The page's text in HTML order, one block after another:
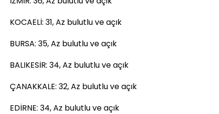
KOCAELİ: 31, Az bulutlu ve açık
BURSA: 35, Az bulutlu ve açık
BALIKESİR: 34, Az bulutlu ve açık
ÇANAKKALE: 32, Az bulutlu ve açık
EDİRNE: 34, Az bulutlu ve açık